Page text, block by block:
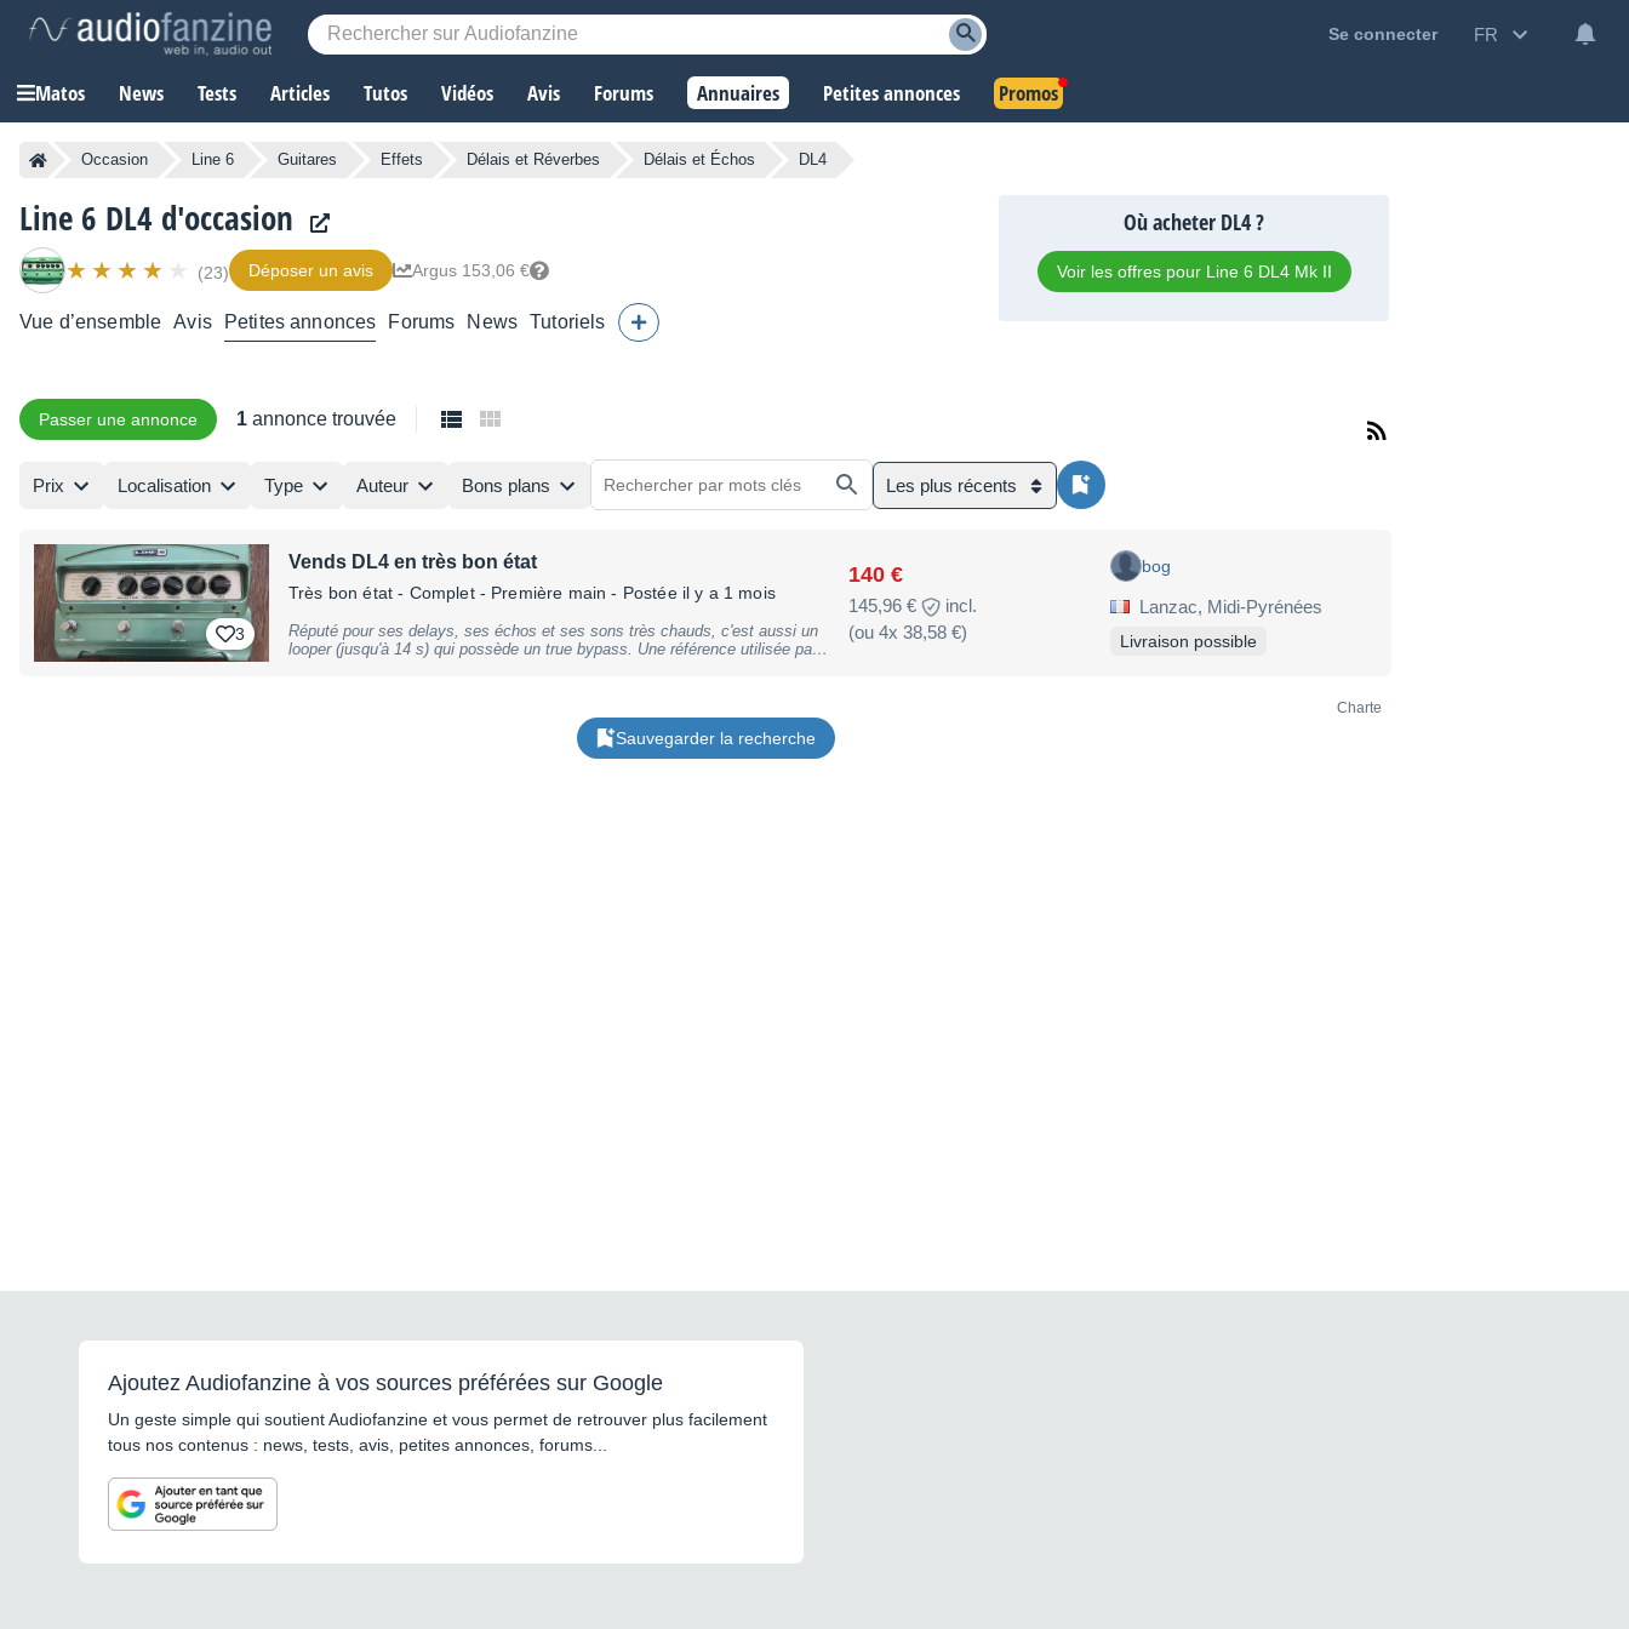
Se connecter FR
Matos News Tests Articles Tutos Vidéos Avis Forums Annuaires Petites annonces Promos
Occasion Line 6 Guitares Effets Délais et Réverbes Délais et Échos DL4
Line 6 DL4 d'occasion
(23) Déposer un avis Argus 153,06 €
Vue d’ensemble Avis Petites annonces Forums News Tutoriels
Où acheter DL4 ?
Voir les offres pour Line 6 DL4 Mk II
Passer une annonce 1 annonce trouvée
Prix Localisation Type Auteur Bons plans Les plus récents
3
Vends DL4 en très bon état
Très bon état - Complet - Première main - Postée il y a 1 mois
140 €
145,96 €
incl.
(ou 4x 38,58 €)
Réputé pour ses delays, ses échos et ses sons très chauds, c'est aussi un
looper (jusqu'à 14 s) qui possède un true bypass. Une référence utilisée par
bog
Lanzac, Midi-Pyrénées
Livraison possible
Charte
Sauvegarder la recherche
Ajoutez Audiofanzine à vos sources préférées sur Google
Un geste simple qui soutient Audiofanzine et vous permet de retrouver plus facilement
tous nos contenus : news, tests, avis, petites annonces, forums...